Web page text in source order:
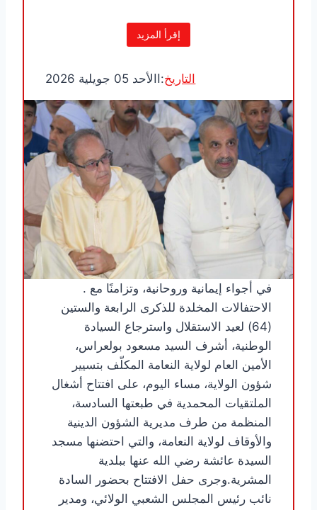
إقرأ المزيد
التاريخ:االأحد 05 جويلية 2026
. في أجواء إيمانية وروحانية، وتزامنًا مع
الاحتفالات المخلدة للذكرى الرابعة والستين
(64) لعيد الاستقلال واسترجاع السيادة
الوطنية، أشرف السيد مسعود بولعراس،
الأمين العام لولاية النعامة المكلّف بتسيير
شؤون الولاية، مساء اليوم، على افتتاح أشغال
الملتقيات المحمدية في طبعتها السادسة،
المنظمة من طرف مديرية الشؤون الدينية
والأوقاف لولاية النعامة، والتي احتضنها مسجد
السيدة عائشة رضي الله عنها ببلدية
المشرية.وجرى حفل الافتتاح بحضور السادة
نائب رئيس المجلس الشعبي الولائي، ومدير